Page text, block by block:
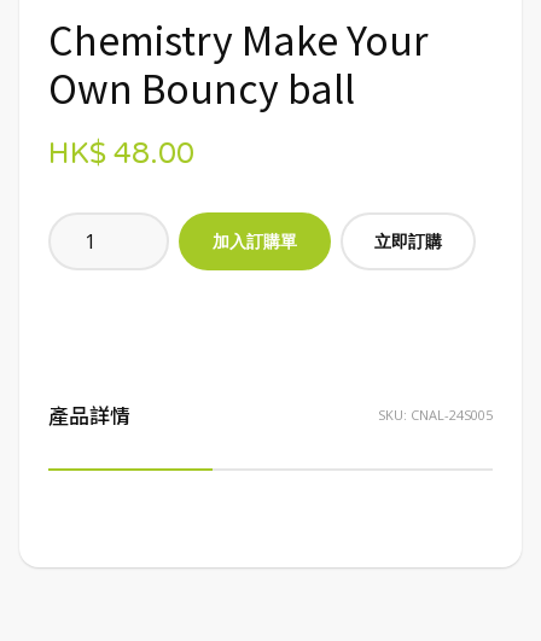
Chemistry Make Your
Own Bouncy ball
HK$ 48.00
立即訂購
產品詳情 SKU: CNAL-24S005